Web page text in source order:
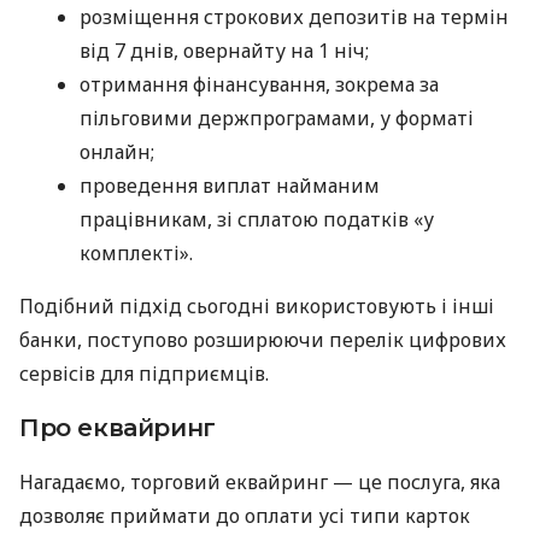
розміщення строкових депозитів на термін
від 7 днів, овернайту на 1 ніч;
отримання фінансування, зокрема за
пільговими держпрограмами, у форматі
онлайн;
проведення виплат найманим
працівникам, зі сплатою податків «у
комплекті».
Подібний підхід сьогодні використовують і інші
банки, поступово розширюючи перелік цифрових
сервісів для підприємців.
Про еквайринг
Нагадаємо, торговий еквайринг — це послуга, яка
дозволяє приймати до оплати усі типи карток